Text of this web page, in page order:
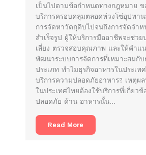
เป็นไปตามข้อกำหนดทางกฎหมาย ข
บริการครอบคลุมตลอดห่วงโซ่อุปทา
การจัดหาวัตถุดิบไปจนถึงการจัดจำ
สำเร็จรูป ผู้ให้บริการมืออาชีพจะช่วย
เสี่ยง ตรวจสอบคุณภาพ และให้คำแ
พัฒนาระบบการจัดการที่เหมาะสมกับ
ประเภท ทำไมธุรกิจอาหารในประเท
บริการความปลอดภัยอาหาร? เหตุผ
ในประเทศไทยต้องใช้บริการที่เกี่ยว
ปลอดภัย ด้าน อาหารนั้น…
Read More